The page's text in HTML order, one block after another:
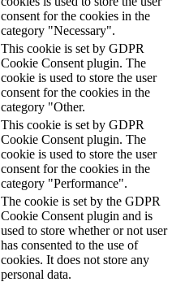
consent for the cookies in the
category "Necessary".
This cookie is set by GDPR
Cookie Consent plugin. The
cookie is used to store the user
consent for the cookies in the
category "Other.
This cookie is set by GDPR
Cookie Consent plugin. The
cookie is used to store the user
consent for the cookies in the
category "Performance".
The cookie is set by the GDPR
Cookie Consent plugin and is
used to store whether or not user
has consented to the use of
cookies. It does not store any
personal data.